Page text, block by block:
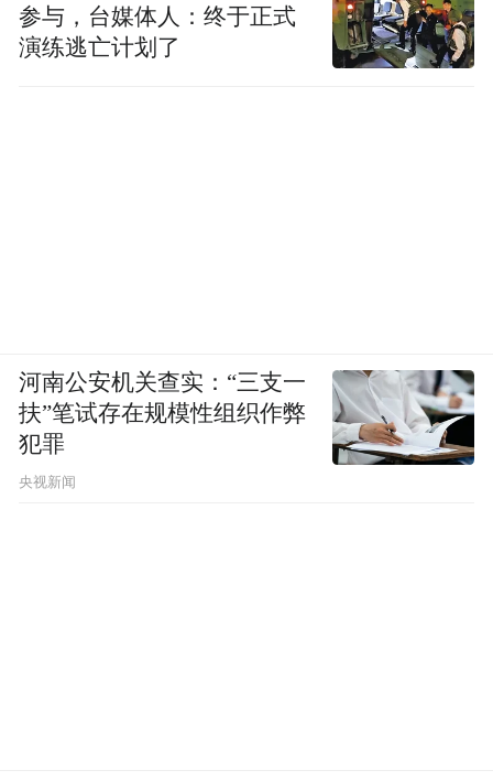
参与，台媒体人：终于正式
演练逃亡计划了
河南公安机关查实：“三支一
扶”笔试存在规模性组织作弊
犯罪
央视新闻